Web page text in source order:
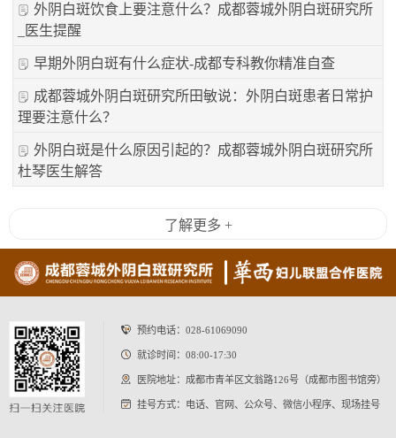
外阴白斑饮食上要注意什么？成都蓉城外阴白斑研究所
_医生提醒
早期外阴白斑有什么症状-成都专科教你精准自查
成都蓉城外阴白斑研究所田敏说：外阴白斑患者日常护
理要注意什么？
外阴白斑是什么原因引起的？成都蓉城外阴白斑研究所
杜琴医生解答
了解更多 +
预约电话： 028-61069090
就诊时间：08:00-17:30
医院地址：成都市青羊区文翁路126号（成都市图书馆旁）
挂号方式：电话、官网、公众号、微信小程序、现场挂号